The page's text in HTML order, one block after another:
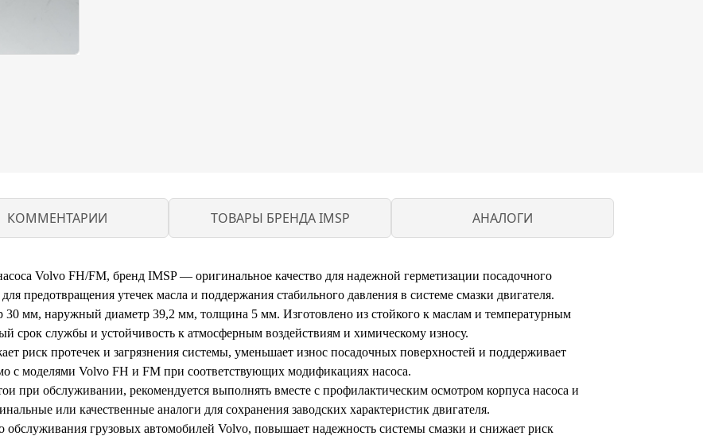
КОММЕНТАРИИ ТОВАРЫ БРЕНДА IMSP АНАЛОГИ
Volvo FH/FM, бренд IMSP — оригинальное качество для надежной герметизации посадочного
предотвращения утечек масла и поддержания стабильного давления в системе смазки двигателя.
30 мм, наружный диаметр 39,2 мм, толщина 5 мм. Изготовлено из стойкого к маслам и температурным
срок службы и устойчивость к атмосферным воздействиям и химическому износу.
риск протечек и загрязнения системы, уменьшает износ посадочных поверхностей и поддерживает
с моделями Volvo FH и FM при соответствующих модификациях насоса.
при обслуживании, рекомендуется выполнять вместе с профилактическим осмотром корпуса насоса и
или качественные аналоги для сохранения заводских характеристик двигателя.
обслуживания грузовых автомобилей Volvo, повышает надежность системы смазки и снижает риск